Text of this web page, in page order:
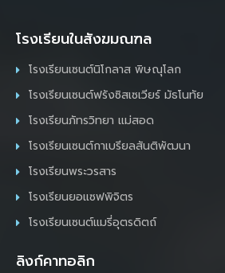
โรงเรียนในสังฆมณฑล
โรงเรียนเซนต์นิโกลาส พิษณุโลก
โรงเรียนเซนต์ฟรังซิสเซเวียร์ มัธโนทัย
โรงเรียนภัทรวิทยา แม่สอด
โรงเรียนเซนต์กาเบรียลสันติพัฒนา
โรงเรียนพระวรสาร
โรงเรียนยอแซฟพิจิตร
โรงเรียนเซนต์แมรี่อุตรดิตถ์
ลิงก์คาทอลิก